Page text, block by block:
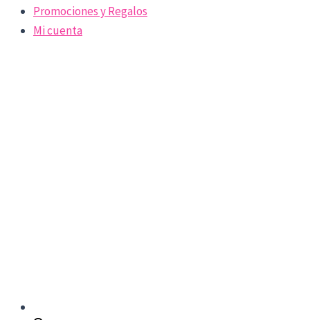
Promociones y Regalos
Mi cuenta